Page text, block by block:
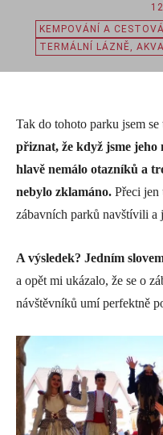
KEMPOVÁNÍ A
TERMÁLNÍ LÁZNĚ,
Tak do tohoto parku jsem
přiznat, že když jsme jeho
hlavě nemálo otazníků a
nebylo zklamáno. Přeci jen
zábavních parků navštívili a
A výsledek? Jedním
a opět mi ukázalo, že se o
návštěvníků umí perfektně